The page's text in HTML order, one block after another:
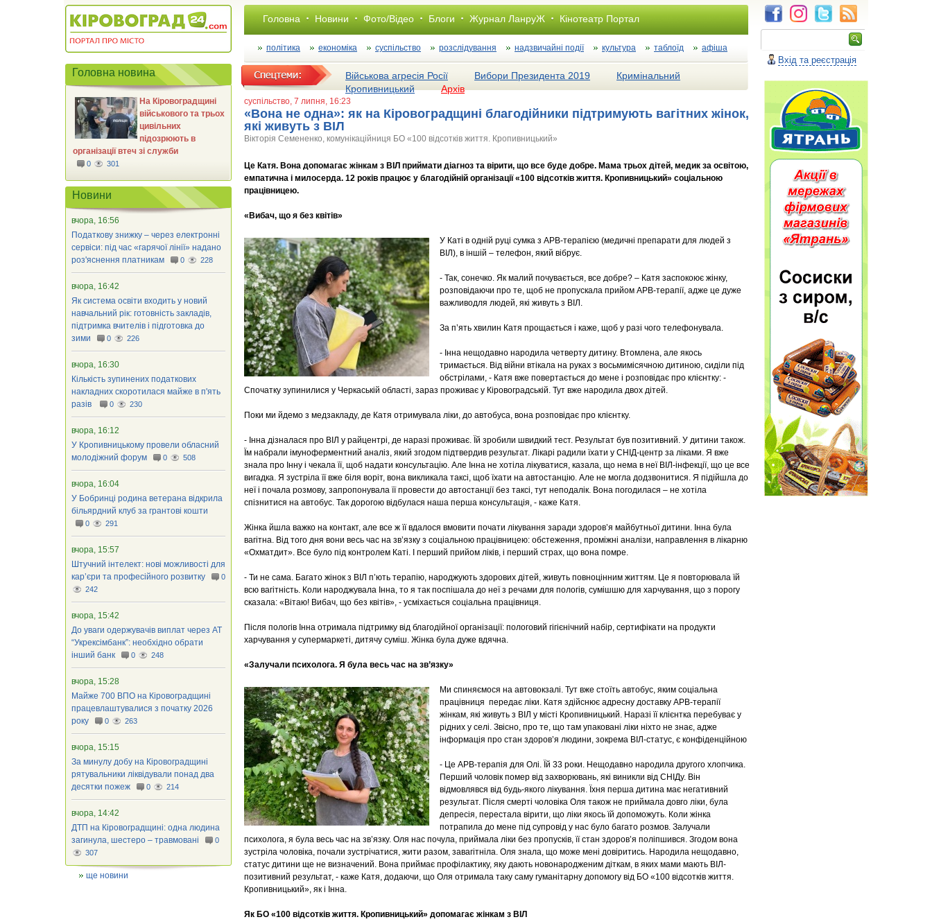
Головна Новини Фото/Відео Блоги Журнал ЛанруЖ Кінотеатр Портал
політика економіка суспільство розслiдування надзвичайні події культура таблоїд афіша
Військова агресія Росії Вибори Президента 2019
Кримінальний
Кропивницький
Архів
суспільство, 7 липня, 16:23
«Вона не одна»: як на Кіровоградщині благодійники підтримують вагітних жінок,
які живуть з ВІЛ
Вікторія Семененко, комунікаційниця БО «100 відсотків життя. Кропивницький»
Це Катя. Вона допомагає жінкам з ВІЛ приймати діагноз та вірити, що все буде добре. Мама трьох дітей, медик за освітою,
емпатична і милосерда. 12 років працює у благодійній організації «100 відсотків життя. Кропивницький» соціальною
працівницею.
«Вибач, що я без квітів»
У Каті в одній руці сумка з АРВ-терапією (медичні препарати для людей з
ВІЛ), в іншій – телефон, який вібрує.
- Так, сонечко. Як малий почувається, все добре? – Катя заспокоює жінку,
розповідаючи про те, щоб не пропускала прийом АРВ-терапії, адже це дуже
важливодля людей, які живуть з ВІЛ.
За п’ять хвилин Катя прощається і каже, щоб у разі чого телефонувала.
- Інна нещодавно народила четверту дитину. Втомлена, але якось
тримається. Від війни втікала на руках з восьмимісячною дитиною, сиділи під
обстрілами, - Катя вже повертається до мене і розповідає про клієнтку: -
Спочатку зупинилися у Черкаській області, зараз проживає у Кіровоградській. Тут вже народила двох дітей.
Поки ми йдемо з медзакладу, де Катя отримувала ліки, до автобуса, вона розповідає про клієнтку.
- Інна дізналася про ВІЛ у райцентрі, де наразі проживає. Їй зробили швидкий тест. Результат був позитивний. У дитини також.
Їм набрали імуноферментний аналіз, який згодом підтвердив результат. Лікарі радили їхати у СНІД-центр за ліками. Я вже
знала про Інну і чекала її, щоб надати консультацію. Але Інна не хотіла лікуватися, казала, що нема в неї ВІЛ-інфекції, що це все
вигадка. Я зустріла її вже біля воріт, вона викликала таксі, щоб їхати на автостанцію. Але не могла додзвонитися. Я підійшла до
неї і почала розмову, запропонувала її провести до автостанції без таксі, тут неподалік. Вона погодилася – не хотіла
спізнитися на автобус. Так дорогою відбулася наша перша консультація, - каже Катя.
Жінка йшла важко на контакт, але все ж її вдалося вмовити почати лікування заради здоров’я майбутньої дитини. Інна була
вагітна. Від того дня вони весь час на зв’язку з соціальною працівницею: обстеження, проміжні аналізи, направлення в лікарню
«Охматдит». Все було під контролем Каті. І перший прийом ліків, і перший страх, що вона помре.
- Ти не сама. Багато жінок з ВІЛ п’ють терапію, народжують здорових дітей, живуть повноцінним життям. Це я повторювала їй
всю вагітність. Коли народжувала Інна, то я так поспішала до неї з речами для пологів, сумішшю для харчування, що з порогу
сказала: «Вітаю! Вибач, що без квітів», - усміхається соціальна працівниця.
Після пологів Інна отримала підтримку від благодійної організації: пологовий гігієнічний набір, сертифікати на продукти
харчування у супермаркеті, дитячу суміш. Жінка була дуже вдячна.
«Залучали психолога. Я була весь час на зв’язку»
Ми спиняємося на автовокзалі. Тут вже стоїть автобус, яким соціальна
працівниця передає ліки. Катя здійснює адресну доставку АРВ-терапії
жінкам, які живуть з ВІЛ у місті Кропивницький. Наразі її клієнтка перебуває у
рідних у селі. Звісно, про те, що там упаковані ліки ніхто не знає, адже
інформація про стан здоров’я людини, зокрема ВІЛ-статус, є конфіденційною
- Це АРВ-терапія для Олі. Їй 33 роки. Нещодавно народила другого хлопчика.
Перший чоловік помер від захворювань, які виникли від СНІДу. Він
відмовлявся від будь-якого лікування. Їхня перша дитина має негативний
результат. Після смерті чоловіка Оля також не приймала довго ліки, була
депресія, перестала вірити, що ліки якось їй допоможуть. Коли жінка
потрапила до мене під супровід у нас було багато розмов. Залучали
психолога, я була весь час на зв’язку. Оля нас почула, приймала ліки без пропусків, її стан здоров’я поліпшився. Згодом вона
зустріла чоловіка, почали зустрічатися, жити разом, завагітніла. Оля знала, що може мені довіритись. Народила нещодавно,
статус дитини ще не визначений. Вона приймає профілактику, яку дають новонародженим діткам, в яких мами мають ВІЛ-
позитивний результат, - каже Катя, додаючи, що Оля отримала таку саму гуманітарну допомогу від БО «100 відсотків життя.
Кропивницький», як і Інна.
Як БО «100 відсотків життя. Кропивницький» допомагає жінкам з ВІЛ
Головна новина
На Кіровоградщині
військового та трьох
цивільних
підозрюють в
організації втеч зі служби
0 301
Новини
вчора, 16:56
Податкову знижку – через електронні
сервіси: під час «гарячої лінії» надано
роз'яснення платникам
0 228
вчора, 16:42
Як система освіти входить у новий
навчальний рік: готовність закладів,
підтримка вчителів і підготовка до
зими
0 226
вчора, 16:30
Кількість зупинених податкових
накладних скоротилася майже в п'ять
разів
0 230
вчора, 16:12
У Кропивницькому провели обласний
молодіжний форум
0 508
вчора, 16:04
У Бобринці родина ветерана відкрила
більярдний клуб за грантові кошти
0 291
вчора, 15:57
Штучний інтелект: нові можливості для
кар’єри та професійного розвитку
0
242
вчора, 15:42
До уваги одержувачів виплат через АТ
“Укрексімбанк”: необхідно обрати
інший банк
0 248
вчора, 15:28
Майже 700 ВПО на Кіровоградщині
працевлаштувалися з початку 2026
року
0 263
вчора, 15:15
За минулу добу на Кіровоградщині
рятувальники ліквідували понад два
десятки пожеж
0 214
вчора, 14:42
ДТП на Кіровоградщині: одна людина
загинула, шестеро – травмовані
0
307
ще новини
Вхід та реєстрація